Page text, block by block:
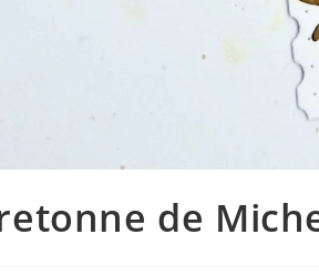
de